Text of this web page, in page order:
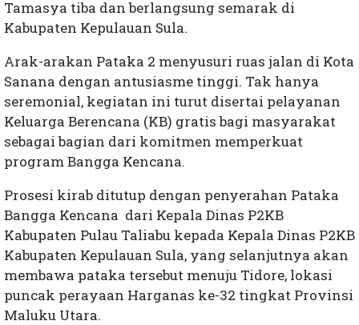
Tamasya tiba dan berlangsung semarak di
Kabupaten Kepulauan Sula.
Arak-arakan Pataka 2 menyusuri ruas jalan di Kota
Sanana dengan antusiasme tinggi. Tak hanya
seremonial, kegiatan ini turut disertai pelayanan
Keluarga Berencana (KB) gratis bagi masyarakat
sebagai bagian dari komitmen memperkuat
program Bangga Kencana.
Prosesi kirab ditutup dengan penyerahan Pataka
Bangga Kencana dari Kepala Dinas P2KB
Kabupaten Pulau Taliabu kepada Kepala Dinas P2KB
Kabupaten Kepulauan Sula, yang selanjutnya akan
membawa pataka tersebut menuju Tidore, lokasi
puncak perayaan Harganas ke-32 tingkat Provinsi
Maluku Utara.